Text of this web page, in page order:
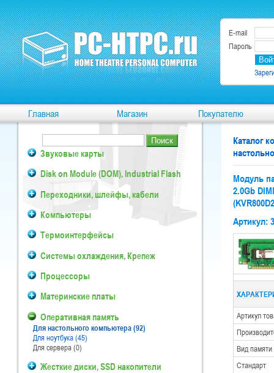
E-mail
Пароль
Главная Магазин Покупателю
Звуковые карты
Disk on Module (DOM), Industrial Flash
Переходники, шлейфы, кабели
Компьютеры
Термоинтерфейсы
Системы охлаждения, Крепеж
Процессоры
Материнские платы
Оперативная память
Для настольного компьютера (92)
Для ноутбука (45)
Для сервера (0)
Жесткие диски, SSD накопители
Каталог
Модуль
2.0Gb
Артикул:
Артикул
Вид памяти
Стандарт